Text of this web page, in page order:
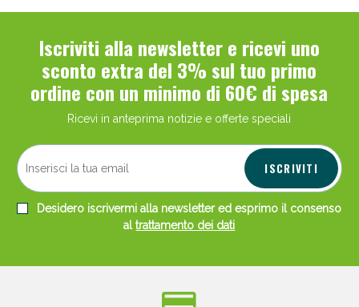
Iscriviti alla newsletter e ricevi uno
sconto extra del 3% sul tuo primo
ordine con un minimo di 60€ di spesa
Ricevi in anteprima notizie e offerte speciali
ISCRIVITI
Desidero iscrivermi alla newsletter ed esprimo il consenso
altrattamento dei dati